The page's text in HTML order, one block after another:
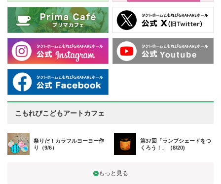
こもれびこどもアートカフェ
祭りだ！カラフルヨーヨー作
り（9/6）
第37回「ランプシェードをつ
くろう！」（8/20)